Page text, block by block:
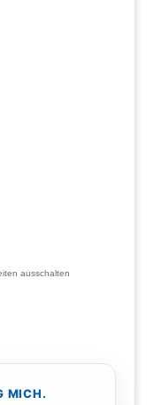
ausschalten
MICH.